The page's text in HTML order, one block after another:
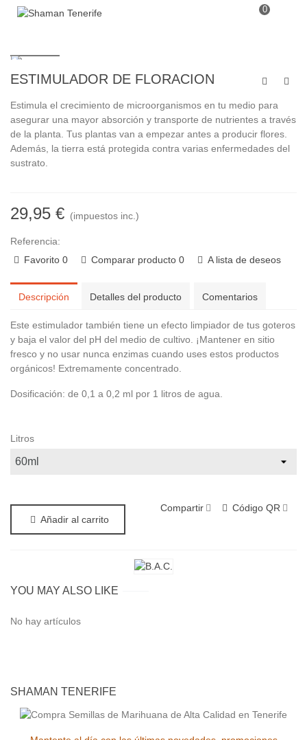
0
ESTIMULADOR DE FLORACION
Estimula el crecimiento de microorganismos en tu medio para
asegurar una mayor absorción y transporte de nutrientes a través
de la planta. Tus plantas van a empezar antes a producir flores.
Además, la tierra está protegida contra varias enfermedades del
sustrato.
29,95 € (impuestos inc.)
Referencia:
Favorito 0 Comparar producto 0 A lista de deseos
Descripción Detalles del producto Comentarios
Este estimulador también tiene un efecto limpiador de tus goteros
y baja el valor del pH del medio de cultivo. ¡Mantener en sitio
fresco y no usar nunca enzimas cuando uses estos productos
orgánicos! Extremamente concentrado.
Dosificación: de 0,1 a 0,2 ml por 1 litros de agua.
Litros
Añadir al carrito
Compartir Código QR
YOU MAY ALSO LIKE
No hay artículos
SHAMAN TENERIFE